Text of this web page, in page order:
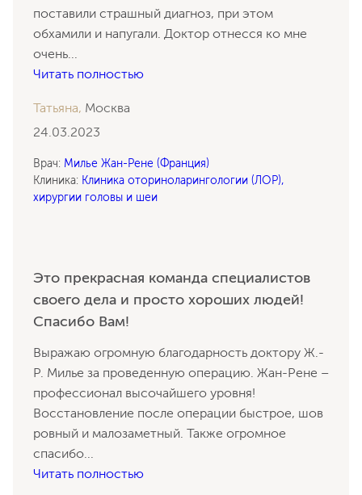
поставили страшный диагноз, при этом
обхамили и напугали. Доктор отнесся ко мне
очень...
Читать полностью
Татьяна, Москва
24.03.2023
Врач: Милье Жан-Рене (Франция)
Клиника: Клиника оториноларингологии (ЛОР),
хирургии головы и шеи
Это прекрасная команда специалистов
своего дела и просто хороших людей!
Спасибо Вам!
Выражаю огромную благодарность доктору Ж.-
Р. Милье за проведенную операцию. Жан-Рене –
профессионал высочайшего уровня!
Восстановление после операции быстрое, шов
ровный и малозаметный. Также огромное
спасибо...
Читать полностью